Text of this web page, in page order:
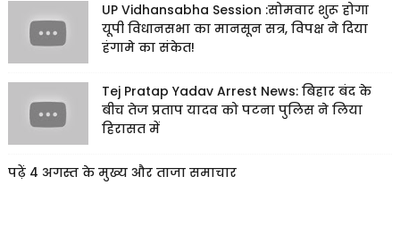
UP Vidhansabha Session :सोमवार शुरू होगा
यूपी विधानसभा का मानसून सत्र, विपक्ष ने दिया
हंगामे का संकेत!
Tej Pratap Yadav Arrest News: बिहार बंद के
बीच तेज प्रताप यादव को पटना पुलिस ने लिया
हिरासत में
पढ़ें 4 अगस्त के मुख्य और ताजा समाचार